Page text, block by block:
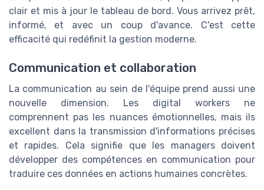
clair et mis à jour le tableau de bord. Vous arrivez prêt,
informé, et avec un coup d'avance. C'est cette
efficacité qui redéfinit la gestion moderne.
Communication et collaboration
La communication au sein de l'équipe prend aussi une
nouvelle dimension. Les digital workers ne
comprennent pas les nuances émotionnelles, mais ils
excellent dans la transmission d'informations précises
et rapides. Cela signifie que les managers doivent
développer des compétences en communication pour
traduire ces données en actions humaines concrètes.